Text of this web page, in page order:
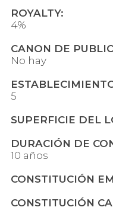
ROYALTY:
4%
CANON DE
No hay
5
SUPERFICIE DEL
DURACIÓN DE
10 años
CONSTITUCIÓN
CONSTITUCIÓN